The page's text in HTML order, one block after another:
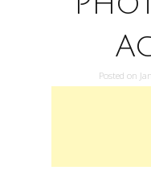
Posted on